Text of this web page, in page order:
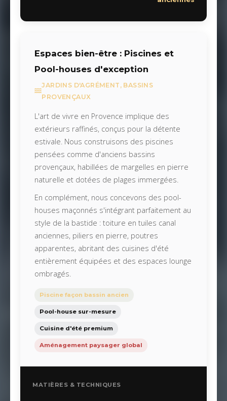
Espaces bien-être : Piscines et
Pool-houses d'exception
JARDINS D'AGRÉMENT, BASSINS
PROVENÇAUX
L'art de vivre en Provence implique des
extérieurs raffinés, conçus pour la détente
estivale. Nous construisons des piscines
pensées comme d'anciens bassins
provençaux, habillées de margelles en pierre
naturelle et dotées de plages immergées.
En complément, nous concevons des pool-
houses maçonnés s'intégrant parfaitement au
style de la bastide : toiture en tuiles canal
anciennes, piliers en pierre, poutres
apparentes, abritant des cuisines d'été
entièrement équipées et des espaces lounge
ombragés.
Piscine façon bassin ancien
Pool-house sur-mesure
Cuisine d'été premium
Aménagement paysager global
MATIÈRES & TECHNIQUES